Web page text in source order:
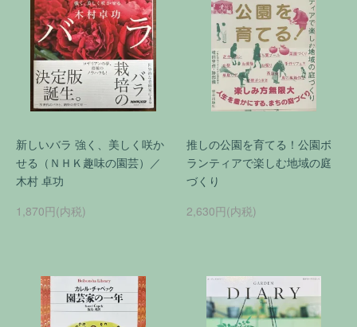
新しいバラ 強く、美しく咲か
せる（ＮＨＫ趣味の園芸）／
木村 卓功
1,870円(内税)
推しの公園を育てる！公園ボ
ランティアで楽しむ地域の庭
づくり
2,630円(内税)